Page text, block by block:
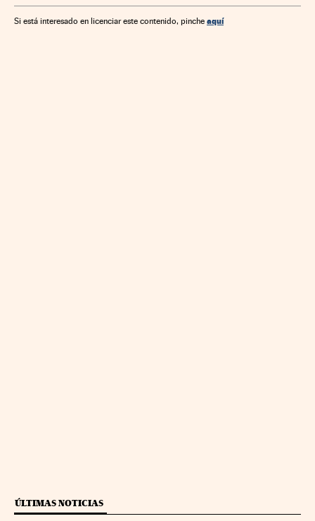
Comercio internacional China Estados Unidos
Si está interesado en licenciar este contenido, pinche aquí
ÚLTIMAS NOTICIAS